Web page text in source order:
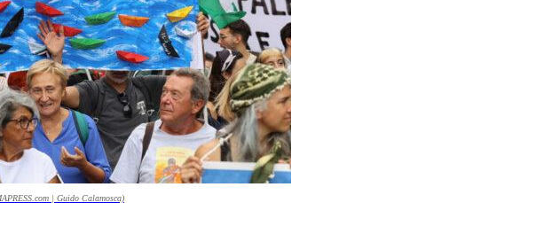
| Guido Calamosca)